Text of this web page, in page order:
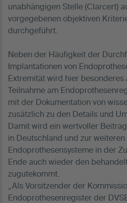
unabhängigen Stelle (Clarcert)
vorgegebenen objektiven
durchgeführt.
Neben der Häufigkeit der
Implantationen von
Extremität wird hier
Teilnahme am
mit der Dokumentation von
zusätzlich zu den Details und
Damit wird ein wertvoller
in Deutschland und zur
Endoprothesensysteme in der
Ende auch wieder den
zugutekommt.
„Als Vorsitzender der
Endoprothesenregister der